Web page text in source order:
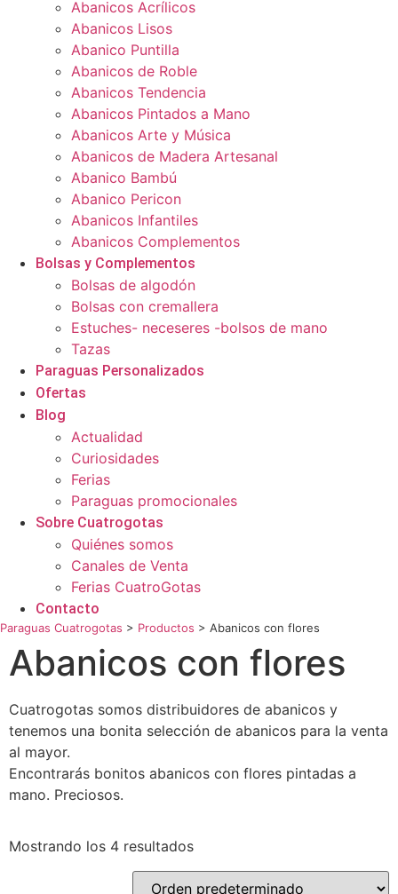
Abanicos Acrílicos
Abanicos Lisos
Abanico Puntilla
Abanicos de Roble
Abanicos Tendencia
Abanicos Pintados a Mano
Abanicos Arte y Música
Abanicos de Madera Artesanal
Abanico Bambú
Abanico Pericon
Abanicos Infantiles
Abanicos Complementos
Bolsas y Complementos
Bolsas de algodón
Bolsas con cremallera
Estuches- neceseres -bolsos de mano
Tazas
Paraguas Personalizados
Ofertas
Blog
Actualidad
Curiosidades
Ferias
Paraguas promocionales
Sobre Cuatrogotas
Quiénes somos
Canales de Venta
Ferias CuatroGotas
Contacto
Paraguas Cuatrogotas > Productos > Abanicos con flores
Abanicos con flores
Cuatrogotas somos distribuidores de abanicos y
tenemos una bonita selección de abanicos para la venta
al mayor.
Encontrarás bonitos abanicos con flores pintadas a
mano. Preciosos.
Mostrando los 4 resultados